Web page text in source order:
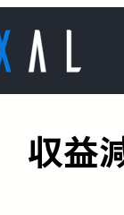
収益